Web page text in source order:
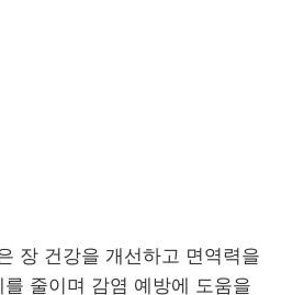
장 건강을 개선하고 면역력을
줄이며 감염 예방에 도움을